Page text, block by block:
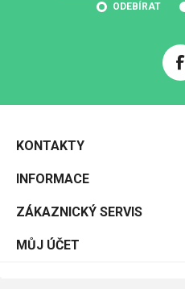
ODEBÍRAT
KONTAKTY
INFORMACE
ZÁKAZNICKÝ SERVIS
MŮJ ÚČET